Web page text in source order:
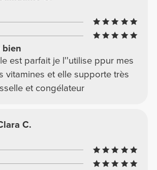
bien
est parfait je l''utilise ppur mes
vitamines et elle supporte très
et congélateur
C.